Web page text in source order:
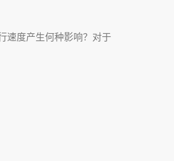
速度产生何种影响？对于